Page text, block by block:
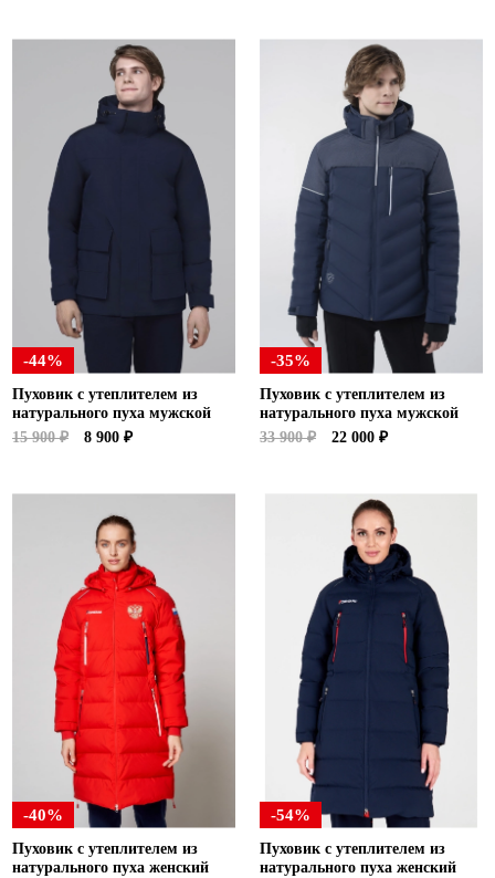
-44%
Пуховик с утеплителем из
натурального пуха мужской
15 900 ₽
8 900 ₽
-35%
Пуховик с утеплителем из
натурального пуха мужской
33 900 ₽
22 000 ₽
-40%
Пуховик с утеплителем из
натурального пуха женский
-54%
Пуховик с утеплителем из
натурального пуха женский